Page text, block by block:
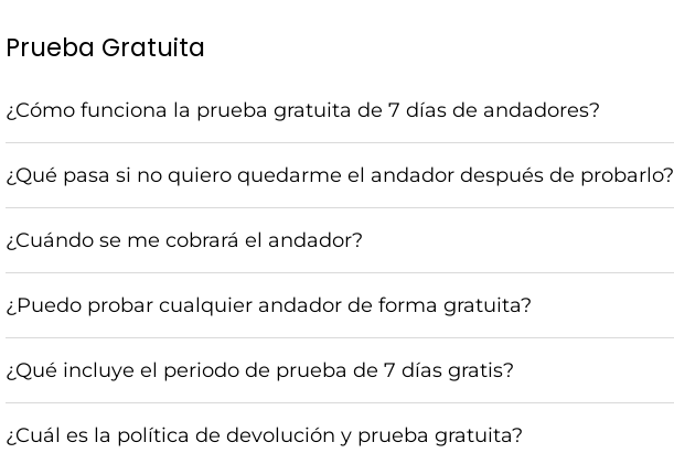
Prueba Gratuita
¿Cómo funciona la prueba gratuita de 7 días de andadores?
¿Qué pasa si no quiero quedarme el andador después de probarlo?
¿Cuándo se me cobrará el andador?
¿Puedo probar cualquier andador de forma gratuita?
¿Qué incluye el periodo de prueba de 7 días gratis?
¿Cuál es la política de devolución y prueba gratuita?